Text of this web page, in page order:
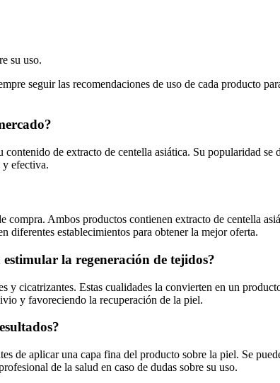
su uso.
seguir las recomendaciones de uso de cada producto
de extracto de centella asiática. Su popularidad se
y efectiva.
Ambos productos contienen extracto de centella
diferentes establecimientos para obtener la mejor oferta.
la regeneración de tejidos?
cicatrizantes. Estas cualidades la convierten en un
y favoreciendo la recuperación de la piel.
de aplicar una capa fina del producto sobre la piel. Se
de la salud en caso de dudas sobre su uso.